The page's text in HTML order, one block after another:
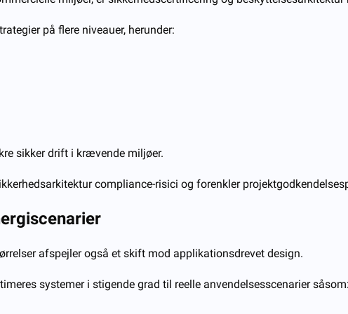
på flere niveauer, herunder:
sikker drift i krævende miljøer.
compliance-risici og forenkler
afspejler også et skift mod applikationsdrevet design.
systemer i stigende grad til reelle anvendelsesscenarier såsom: